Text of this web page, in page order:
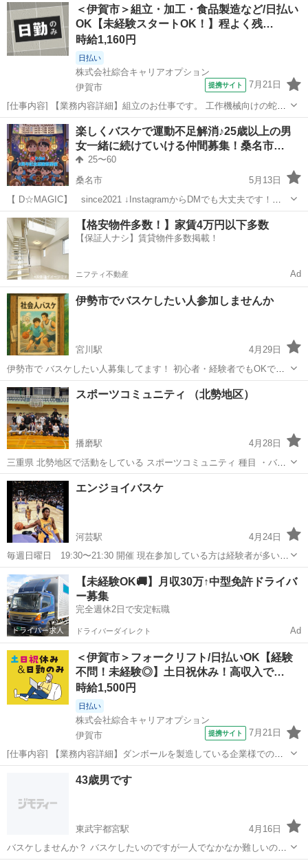
＜伊賀市＞組立・加工・食品製造など/日払い
OK【未経験スタートOK！】程よく残…
時給1,160円
日払い
株式会社綜合キャリアオプション
伊賀市
提携サイト 7月21日
[仕事内容] 【業務内容詳細】組立のお仕事です。 工作機械向けの蛇腹
を製造している企業様で組立をしていただきます。 【取扱製品情報】
工作機械向けの蛇腹 。＋お仕事探しはコンシェルスタッフにおまかせ
＋。 あなたのお仕事探し...
三重 伊賀市 工場
楽しくバスケで運動不足解消♪25歳以上の男
女一緒に続けていける仲間募集！桑名市…
25〜60
桑名市
5月13日
【 D☆MAGIC】 since2021 ↓InstagramからDMでも大丈夫です！
https://www.instagram.com/dmagic_kuwana2021?
igsh=Y2VxdW9qb3l0NWRz&u...
三重 桑名市 バスケットボール バスケ
【格安物件多数！】家賃4万円以下多数
【保証人ナシ】賃貸物件多数掲載！
ニフティ不動産 Ad
伊勢市でバスケしたい人参加しませんか
宮川駅
4月29日
伊勢市で バスケしたい人募集してます！ 初心者・経験者でもOKで
す。 最低限のマナーは守って下さい！ ガチガチではないので身体を動
かす目的でも大丈夫です！ 5月の日程ですが、 小俣総合体育館にて 18
日(月) 25日(...
三重 伊勢市 宮川駅 バスケットボール い人
スポーツコミュニティ （北勢地区）
播磨駅
4月28日
三重県 北勢地区で活動をしている スポーツコミュニティ 種目 ・バス
ケットボール ・バレーボール ・フットサル ・バドミントン ・ランニ
ング etc 月に2~4回開催 主に桑名市で活動 必ずしも全部、参加しなく
て大丈夫です...
三重 桑名市
エンジョイバスケ
河芸駅
4月24日
毎週日曜日 19:30〜21:30 開催 現在参加している方は経験者が多いで
すが、ボールをシェアしながらプレーできる方ばかりなので和やかな
雰囲気の中で活動しています。 定期的に参加者が10人を下回る為募集
に踏み切りました。...
三重 津市 河芸駅 バスケットボール バスケ
【未経験OK🚚】月収30万↑中型免許ドライバ
ー募集
完全週休2日で安定転職
ドライバーダイレクト Ad
＜伊賀市＞フォークリフト/日払いOK【経験
不問！未経験◎】土日祝休み！高収入で…
時給1,500円
日払い
株式会社綜合キャリアオプション
伊賀市
提携サイト 7月21日
[仕事内容] 【業務内容詳細】ダンボールを製造している企業様でのお
仕事です。 下記業務をお任せいたします。 ・フォークリフトでのダン
ボール製品の運搬・ダンボール在庫整理などの付帯業務【取扱製品情
工場
43歳男です
東武宇都宮駅
4月16日
バスケしませんか？ バスケしたいのですが一人でなかなか難しいので